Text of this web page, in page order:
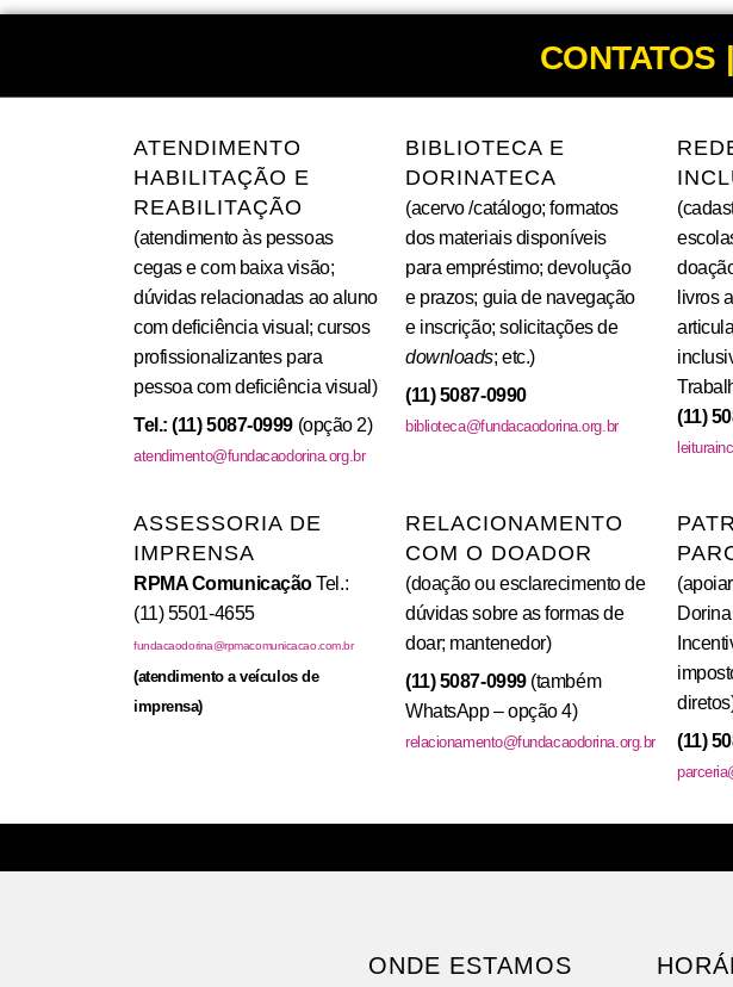
CONTATOS
ATENDIMENTO
HABILITAÇÃO E
REABILITAÇÃO
(atendimento às pessoas
cegas e com baixa visão;
dúvidas relacionadas ao aluno
com deficiência visual; cursos
profissionalizantes para
pessoa com deficiência visual)
Tel.: (11) 5087-0999 (opção 2)
atendimento@fundacaodorina.org.br
BIBLIOTECA E
DORINATECA
(acervo /catálogo; formatos
dos materiais disponíveis
para empréstimo; devolução
e prazos; guia de navegação
e inscrição; solicitações de
downloads; etc.)
(11) 5087-0990
biblioteca@fundacaodorina.org.br
livros
(11)
ASSESSORIA DE
IMPRENSA
RPMA ComunicaçãoTel.:
(11) 5501-4655
fundacaodorina@rpmacomunicacao.com.br
(atendimento a veículos de
imprensa)
RELACIONAMENTO
COM O DOADOR
(doação ou esclarecimento de
dúvidas sobre as formas de
doar; mantenedor)
(11) 5087-0999(também
WhatsApp – opção 4)
relacionamento@fundacaodorina.org.br
(11)
ONDE ESTAMOS